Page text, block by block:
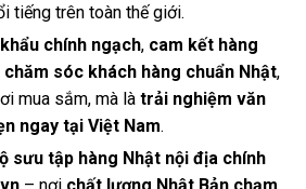
tiếng trên toàn thế giới.
chính ngạch, cam kết hàng
chăm sóc khách hàng chuẩn Nhật,
mua sắm, mà là trải nghiệm văn
ngay tại Việt Nam.
sưu tập hàng Nhật nội địa chính
– nơi chất lượng Nhật Bản chạm